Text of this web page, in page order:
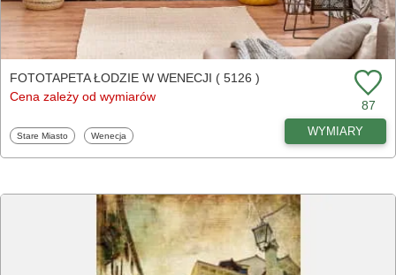
FOTOTAPETA ŁODZIE W WENECJI ( 5126 )
Cena zależy od wymiarów
87
Fototapety
Stare Miasto Fototapety
Wenecja WYMIARY